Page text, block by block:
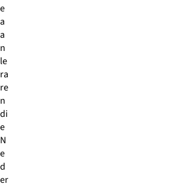
e
a
a
n
le
ra
re
n
di
e
N
e
d
er